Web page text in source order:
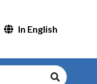
In English